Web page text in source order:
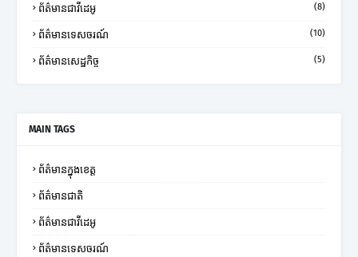
ព័ត៌មានជាវីដេអូ (8)
ព័ត៌មានទេសចរណ៍ (10)
ព័ត៌មានសេដ្ឋកិច្ច (5)
MAIN TAGS
ព័ត៌មានក្នុងខេត្ត
ព័ត៌មានជាតិ
ព័ត៌មានជាវីដេអូ
ព័ត៌មានទេសចរណ៍